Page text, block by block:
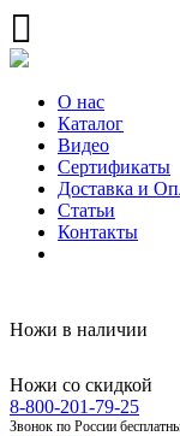
О нас
Каталог
Видео
Сертификаты
Доставка и
Статьи
Контакты
Ножи в наличии
Ножи со скидкой
8-800-201-79-25
Звонок по России